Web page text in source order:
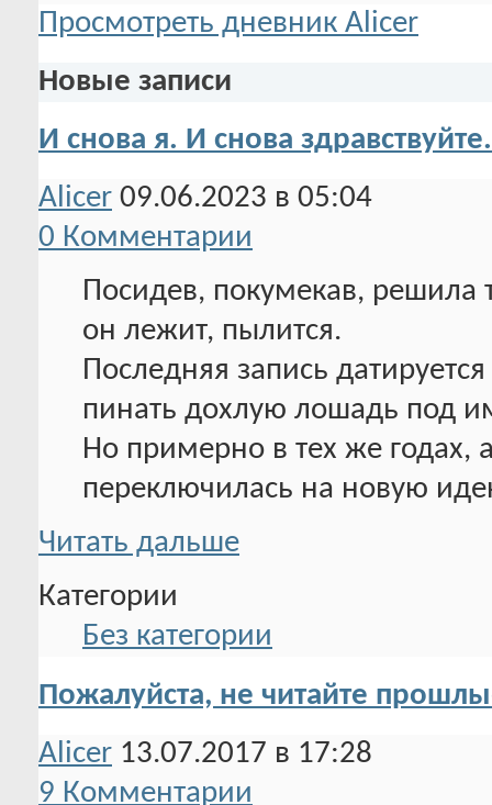
Просмотреть дневник Alicer
Новые записи
И снова я. И снова здравствуйте.
Alicer 09.06.2023 в 05:04
0 Комментарии
Посидев, покумекав, решила
он лежит, пылится.
Последняя запись
пинать дохлую лошадь под
Но примерно в тех же годах,
переключилась на новую
Читать дальше
Категории
Без категории
Пожалуйста, не читайте
Alicer 13.07.2017 в 17:28
9 Комментарии